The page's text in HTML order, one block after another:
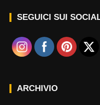
SEGUICI SUI
ARCHIVIO